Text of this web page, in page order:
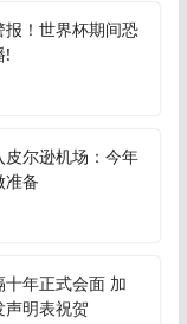
！世界杯期间恐
!
尔逊机场：今年
准备
年正式会面 加
明表祝贺